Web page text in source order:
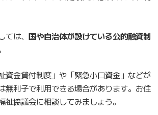
は、 国や自治体が設けている公的融資制
資金貸付制度」や「緊急小口資金」などが
無利子で利用できる場合があります。お住
祉協議会に相談してみましょう。